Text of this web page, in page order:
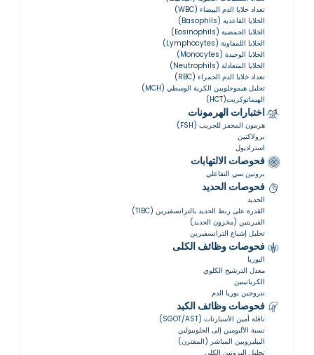
تعداد خلايا الدم البيضاء (WBC)
الخلايا القاعدية (Basophils)
الخلايا الحمضية (Eosinophils)
الخلايا اللمفاوية (Lymphocytes)
الخلايا الوحيدة (Monocytes)
الخلايا المتعادلة (Neutrophils)
تعداد خلايا الدم الحمراء (RBC)
تحليل هيموجلوبين الكرية الوسطي (MCH)
الهيماتوكريت(HCT)
اختبارات الهرمونات
هرمون المحفز للجريب (FSH)
برولاكتين
استراديول
فحوصات الالتهابات
بروتين سي التفاعلي
فحوصات الحديد
الحديد
القدرة على ربط الحديد بالترانسفيرين (TIBC)
الفيريتين (مخزون الحديد)
تحليل إشباع الترانسفيرين
فحوصات وظائف الكلى
اليوريا
معدل الترشيح الكلوي
الكرياتينين
نتروجين يوريا الدم
فحوصات وظائف الكبد
ناقلة أمين الأسبارتات (SGOT/AST)
نسبة الألبومين إلى الجلوبيولين
البيليروبين المباشر (المقترن)
تحليل البروتين الكلي